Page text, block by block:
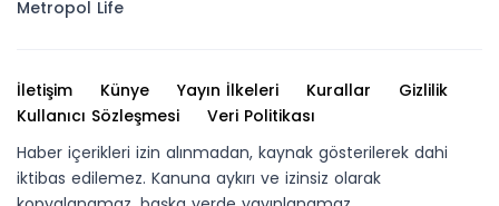
Ünye, yaz mevsiminin en hareketli günlerine
35. Uluslararası Kültür, Sanat ve Turizm
Festivali ile merhaba dedi. Festival